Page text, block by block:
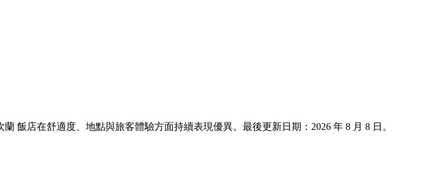
飯店在舒適度、地點與旅客體驗方面持續表現優異。最後更新日期： 2026 年 8 月 8 日 。